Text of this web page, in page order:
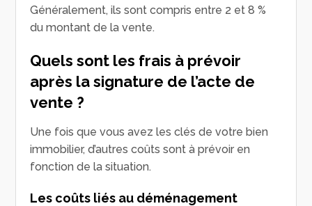
Généralement, ils sont compris entre 2 et 8 %
du montant de la vente.
Quels sont les frais à prévoir
après la signature de l’acte de
vente ?
Une fois que vous avez les clés de votre bien
immobilier, d’autres coûts sont à prévoir en
fonction de la situation.
Les coûts liés au déménagement